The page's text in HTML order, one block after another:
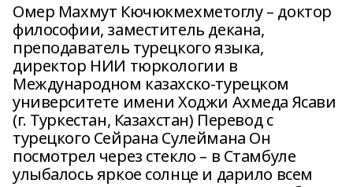
Омер Махмут Кючюкмехметоглу – доктор
философии, заместитель декана,
преподаватель турецкого языка,
директор НИИ тюркологии в
Международном казахско-турецком
университете имени Ходжи Ахмеда Ясави
(г. Туркестан, Казахстан) Перевод с
турецкого Сейрана Сулеймана Он
посмотрел через стекло – в Стамбуле
улыбалось яркое солнце и дарило всем